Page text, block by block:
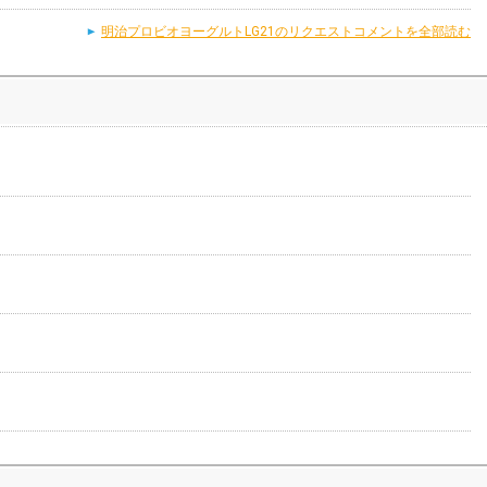
明治プロビオヨーグルトLG21のリクエストコメントを全部読む